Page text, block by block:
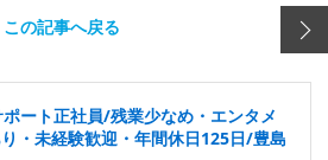
この記事へ戻る
ポート正社員/残業少なめ・エンタメ
・未経験歓迎・年間休日125日/豊島